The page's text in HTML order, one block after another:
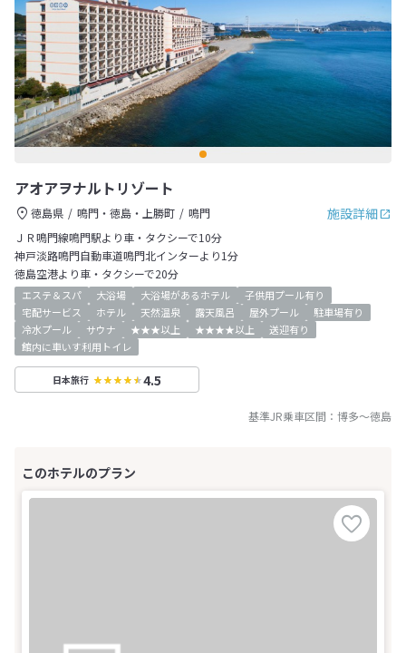
アオアヲナルトリゾート
施設詳細
徳島県 鳴門・徳島・上勝町
鳴門
ＪＲ鳴門線鳴門駅より車・タクシーで10分
神戸淡路鳴門自動車道鳴門北インターより1分
徳島空港より車・タクシーで20分
エステ＆スパ 大浴場 大浴場があるホテル
子供用プール有り
宅配サービス
ホテル 天然温泉 露天風呂 屋外プール
駐車場有り
冷水プール
サウナ ★★★以上 ★★★★以上
送迎有り
館内に車いす利用トイレ
日本旅行 4.5
基準JR乗車区間： 博多～徳島